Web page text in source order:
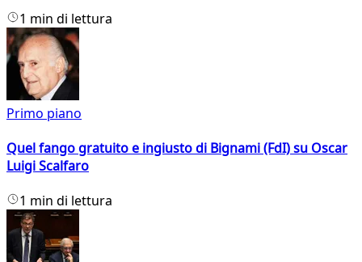
1 min di lettura
Primo piano
Quel fango gratuito e ingiusto di Bignami (FdI) su Oscar
Luigi Scalfaro
1 min di lettura